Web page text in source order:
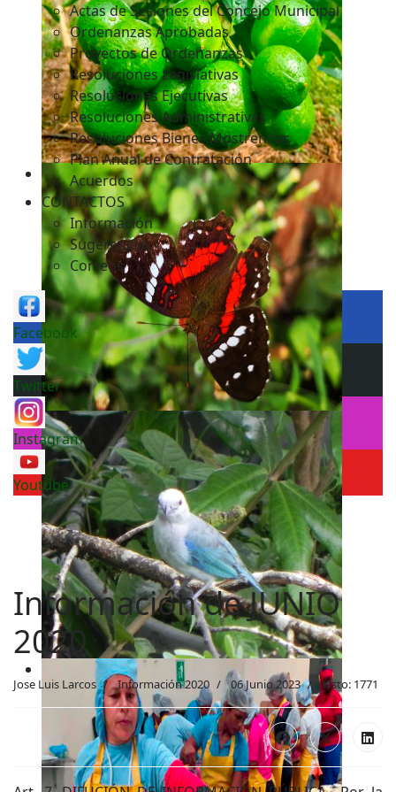
Actas de Sesiones del Concejo Municipal
Ordenanzas Aprobadas
Proyectos de Ordenanzas
Resoluciones Legislativas
Resoluciones Ejecutivas
Resoluciones Administrativas
Resoluciones Bienes Mostrencos
Plan Anual de Contratación
Acuerdos
CONTACTOS
Información
Sugerencias
Correos
Facebook
Twitter
Instagram
Youtube
Información de JUNIO
2020
Jose Luis Larcos Información 2020 06 Junio 2023 Visto: 1771